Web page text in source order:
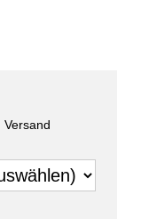
Versand